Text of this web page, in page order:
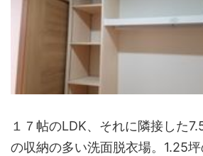
１７帖のLDK、それに隣接した
の収納の多い洗面脱衣場。1.25坪